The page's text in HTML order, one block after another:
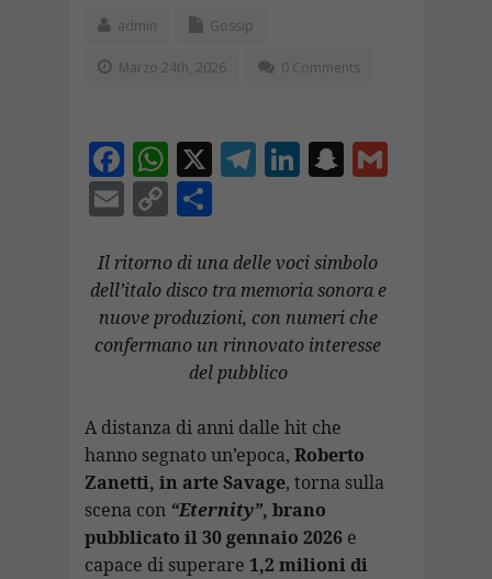
admin Gossip
Marzo 24th, 2026 0 Comments
F
ac
e
b
o
o
k
W
h
at
s
A
p
X T
gr
a
m
Li
e
dI
n
S
p
c
h
G
E
ai
l
C
p
y
Li
k
C
n
di
vi
di
Il ritorno di una delle voci simbolo
dell’italo disco tra memoria sonora e
nuove produzioni, con numeri che
confermano un rinnovato interesse
del pubblico
A distanza di anni dalle hit che
hanno segnato un’epoca, Roberto
Zanetti, in arte Savage, torna sulla
scena con “Eternity”, brano
pubblicato il 30 gennaio 2026e
capace di superare 1,2 milioni di